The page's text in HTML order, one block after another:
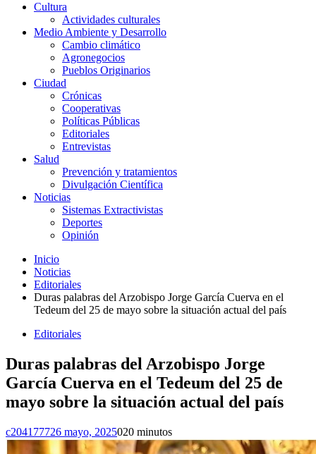
Cultura
Actividades culturales
Medio Ambiente y Desarrollo
Cambio climático
Agronegocios
Pueblos Originarios
Ciudad
Crónicas
Cooperativas
Políticas Públicas
Editoriales
Entrevistas
Salud
Prevención y tratamientos
Divulgación Científica
Noticias
Sistemas Extractivistas
Deportes
Opinión
Inicio
Noticias
Editoriales
Duras palabras del Arzobispo Jorge García Cuerva en el
Tedeum del 25 de mayo sobre la situación actual del país
Editoriales
Duras palabras del Arzobispo Jorge
García Cuerva en el Tedeum del 25 de
mayo sobre la situación actual del país
c204177726 mayo, 2025020 minutos